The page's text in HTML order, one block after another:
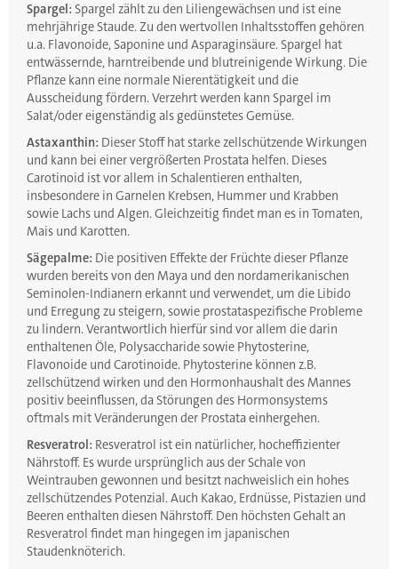
Spargel: Spargel zählt zu den Liliengewächsen und ist eine
mehrjährige Staude. Zu den wertvollen Inhaltsstoffen gehören
u.a. Flavonoide, Saponine und Asparaginsäure. Spargel hat
entwässernde, harntreibende und blutreinigende Wirkung. Die
Pflanze kann eine normale Nierentätigkeit und die
Ausscheidung fördern. Verzehrt werden kann Spargel im
Salat/oder eigenständig als gedünstetes Gemüse.
Astaxanthin: Dieser Stoff hat starke zellschützende Wirkungen
und kann bei einer vergrößerten Prostata helfen. Dieses
Carotinoid ist vor allem in Schalentieren enthalten,
insbesondere in Garnelen Krebsen, Hummer und Krabben
sowie Lachs und Algen. Gleichzeitig findet man es in Tomaten,
Mais und Karotten.
Sägepalme: Die positiven Effekte der Früchte dieser Pflanze
wurden bereits von den Maya und den nordamerikanischen
Seminolen-Indianern erkannt und verwendet, um die Libido
und Erregung zu steigern, sowie prostataspezifische Probleme
zu lindern. Verantwortlich hierfür sind vor allem die darin
enthaltenen Öle, Polysaccharide sowie Phytosterine,
Flavonoide und Carotinoide. Phytosterine können z.B.
zellschützend wirken und den Hormonhaushalt des Mannes
positiv beeinflussen, da Störungen des Hormonsystems
oftmals mit Veränderungen der Prostata einhergehen.
Resveratrol: Resveratrol ist ein natürlicher, hocheffizienter
Nährstoff. Es wurde ursprünglich aus der Schale von
Weintrauben gewonnen und besitzt nachweislich ein hohes
zellschützendes Potenzial. Auch Kakao, Erdnüsse, Pistazien und
Beeren enthalten diesen Nährstoff. Den höchsten Gehalt an
Resveratrol findet man hingegen im japanischen
Staudenknöterich.